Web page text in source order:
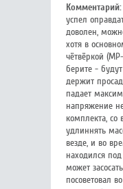
Комментарий:
успел
доволен,
хотя в
чётвёркой
берите -
держит
падает
напряжение
комплекта,
удлиннять
везде, и во
находился
может
посоветовал